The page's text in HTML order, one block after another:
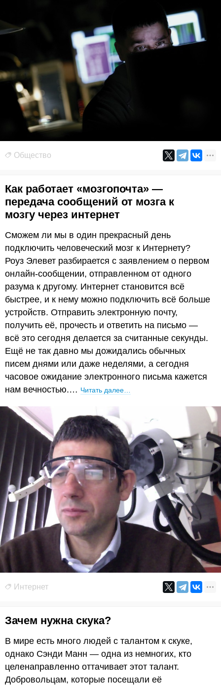
Общество
Как работает «мозгопочта» —
передача сообщений от мозга к
мозгу через интернет
Сможем ли мы в один прекрасный день
подключить человеческий мозг к Интернету?
Роуз Элевет разбирается с заявлением о первом
онлайн-сообщении, отправленном от одного
разума к другому. Интернет становится всё
быстрее, и к нему можно подключить всё больше
устройств. Отправить электронную почту,
получить её, прочесть и ответить на письмо —
всё это сегодня делается за считанные секунды.
Ещё не так давно мы дожидались обычных
писем днями или даже неделями, а сегодня
часовое ожидание электронного письма кажется
нам вечностью.… Читать далее…
Интернет
Зачем нужна скука?
В мире есть много людей с талантом к скуке,
однако Сэнди Манн — одна из немногих, кто
целенаправленно оттачивает этот талант.
Добровольцам, которые посещали её